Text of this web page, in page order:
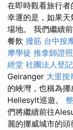
在即時觀看旅行者
幸運的是，如果
場地。 我們繼續
餐飲 撥筋 台中按
摩學徒 推拿師證照
經堂 社團法人登
Geiranger 大里按
的峽灣，也稱為
Hellesylt巡遊​​。
們將繼續前往
麗的挪威城市的頭